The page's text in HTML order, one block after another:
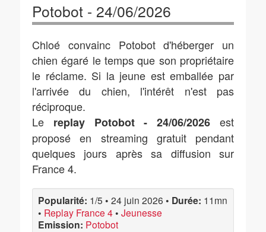
Potobot - 24/06/2026
Chloé convainc Potobot d'héberger un
chien égaré le temps que son propriétaire
le réclame. Si la jeune est emballée par
l'arrivée du chien, l'intérêt n'est pas
réciproque.
Le replay Potobot - 24/06/2026 est
proposé en streaming gratuit pendant
quelques jours après sa diffusion sur
France 4.
Popularité: 1/5 • 24 juin 2026 • Durée: 11mn
• Replay France 4 • Jeunesse
Emission: Potobot